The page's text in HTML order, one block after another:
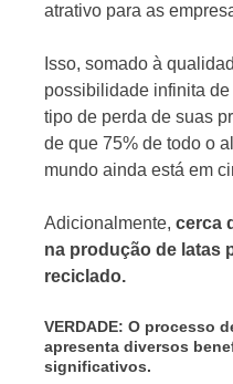
atrativo para as
Isso, somado à
possibilidade infinita
tipo de perda de suas
de que 75% de todo o
mundo ainda está em
Adicionalmente, cerca
na produção de latas
reciclado.
VERDADE: O processo
apresenta diversos
significativos.